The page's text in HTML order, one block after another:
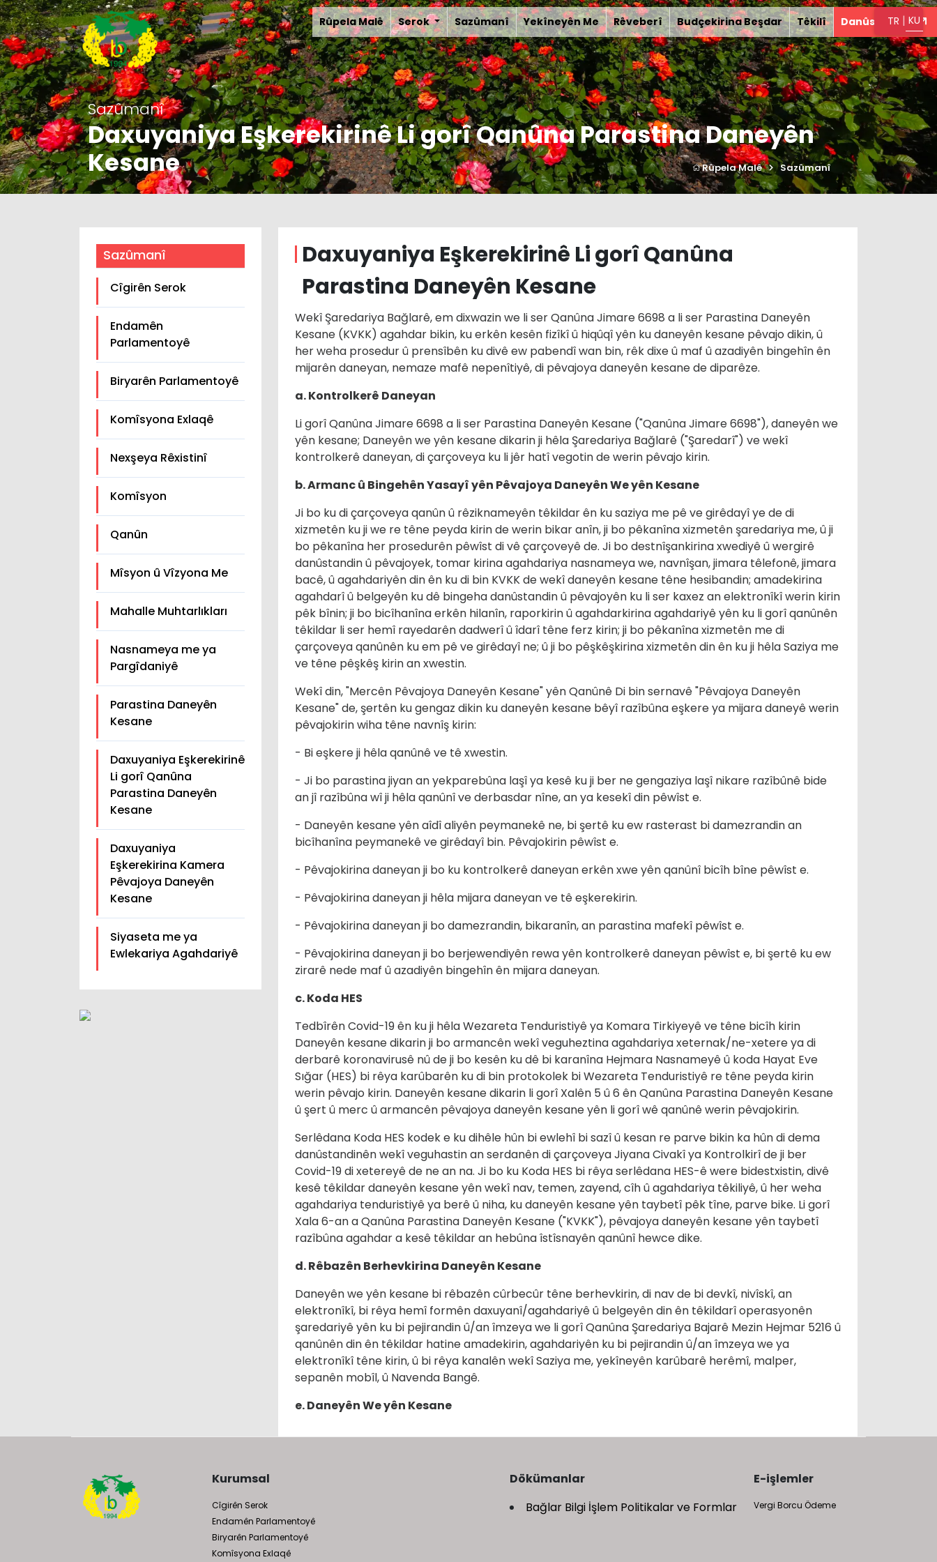
TR | KU
Rûpela Malê Serok Sazûmanî Yekîneyên Me Rêveberî Budçekirina Beşdar Têkilî Danûstandin
Sazûmanî
Daxuyaniya Eşkerekirinê Li gorî Qanûna Parastina Daneyên
Kesane
Rûpela Malê Sazûmanî
Sazûmanî
Cîgirên Serok
Endamên
Parlamentoyê
Biryarên Parlamentoyê
Komîsyona Exlaqê
Nexşeya Rêxistinî
Komîsyon
Qanûn
Mîsyon û Vîzyona Me
Mahalle Muhtarlıkları
Nasnameya me ya
Pargîdaniyê
Parastina Daneyên
Kesane
Daxuyaniya Eşkerekirinê
Li gorî Qanûna
Parastina Daneyên
Kesane
Daxuyaniya
Eşkerekirina Kamera
Pêvajoya Daneyên
Kesane
Siyaseta me ya
Ewlekariya Agahdariyê
Daxuyaniya Eşkerekirinê Li gorî Qanûna
Parastina Daneyên Kesane
Wekî Şaredariya Bağlarê, em dixwazin we li ser Qanûna Jimare 6698 a li ser Parastina Daneyên
Kesane (KVKK) agahdar bikin, ku erkên kesên fizîkî û hiqûqî yên ku daneyên kesane pêvajo dikin, û
her weha prosedur û prensîbên ku divê ew pabendî wan bin, rêk dixe û maf û azadiyên bingehîn ên
mijarên daneyan, nemaze mafê nepenîtiyê, di pêvajoya daneyên kesane de diparêze.
a. Kontrolkerê Daneyan
Li gorî Qanûna Jimare 6698 a li ser Parastina Daneyên Kesane ("Qanûna Jimare 6698"), daneyên we
yên kesane; Daneyên we yên kesane dikarin ji hêla Şaredariya Bağlarê ("Şaredarî") ve wekî
kontrolkerê daneyan, di çarçoveya ku li jêr hatî vegotin de werin pêvajo kirin.
b. Armanc û Bingehên Yasayî yên Pêvajoya Daneyên We yên Kesane
Ji bo ku di çarçoveya qanûn û rêziknameyên têkildar ên ku saziya me pê ve girêdayî ye de di
xizmetên ku ji we re têne peyda kirin de werin bikar anîn, ji bo pêkanîna xizmetên şaredariya me, û ji
bo pêkanîna her prosedurên pêwîst di vê çarçoveyê de. Ji bo destnîşankirina xwediyê û wergirê
danûstandin û pêvajoyek, tomar kirina agahdariya nasnameya we, navnîşan, jimara têlefonê, jimara
bacê, û agahdariyên din ên ku di bin KVKK de wekî daneyên kesane têne hesibandin; amadekirina
agahdarî û belgeyên ku dê bingeha danûstandin û pêvajoyên ku li ser kaxez an elektronîkî werin kirin
pêk bînin; ji bo bicîhanîna erkên hilanîn, raporkirin û agahdarkirina agahdariyê yên ku li gorî qanûnên
têkildar li ser hemî rayedarên dadwerî û îdarî têne ferz kirin; ji bo pêkanîna xizmetên me di
çarçoveya qanûnên ku em pê ve girêdayî ne; û ji bo pêşkêşkirina xizmetên din ên ku ji hêla Saziya me
ve têne pêşkêş kirin an xwestin.
Wekî din, "Mercên Pêvajoya Daneyên Kesane" yên Qanûnê Di bin sernavê "Pêvajoya Daneyên
Kesane" de, şertên ku gengaz dikin ku daneyên kesane bêyî razîbûna eşkere ya mijara daneyê werin
pêvajokirin wiha têne navnîş kirin:
- Bi eşkere ji hêla qanûnê ve tê xwestin.
- Ji bo parastina jiyan an yekparebûna laşî ya kesê ku ji ber ne gengaziya laşî nikare razîbûnê bide
an jî razîbûna wî ji hêla qanûnî ve derbasdar nîne, an ya kesekî din pêwîst e.
- Daneyên kesane yên aîdî aliyên peymanekê ne, bi şertê ku ew rasterast bi damezrandin an
bicîhanîna peymanekê ve girêdayî bin. Pêvajokirin pêwîst e.
- Pêvajokirina daneyan ji bo ku kontrolkerê daneyan erkên xwe yên qanûnî bicîh bîne pêwîst e.
- Pêvajokirina daneyan ji hêla mijara daneyan ve tê eşkerekirin.
- Pêvajokirina daneyan ji bo damezrandin, bikaranîn, an parastina mafekî pêwîst e.
- Pêvajokirina daneyan ji bo berjewendiyên rewa yên kontrolkerê daneyan pêwîst e, bi şertê ku ew
zirarê nede maf û azadiyên bingehîn ên mijara daneyan.
c. Koda HES
Tedbîrên Covid-19 ên ku ji hêla Wezareta Tenduristiyê ya Komara Tirkiyeyê ve têne bicîh kirin
Daneyên kesane dikarin ji bo armancên wekî veguheztina agahdariya xeternak/ne-xetere ya di
derbarê koronavirusê nû de ji bo kesên ku dê bi karanîna Hejmara Nasnameyê û koda Hayat Eve
Sığar (HES) bi rêya karûbarên ku di bin protokolek bi Wezareta Tenduristiyê re têne peyda kirin
werin pêvajo kirin. Daneyên kesane dikarin li gorî Xalên 5 û 6 ên Qanûna Parastina Daneyên Kesane
û şert û merc û armancên pêvajoya daneyên kesane yên li gorî wê qanûnê werin pêvajokirin.
Serlêdana Koda HES kodek e ku dihêle hûn bi ewlehî bi sazî û kesan re parve bikin ka hûn di dema
danûstandinên wekî veguhastin an serdanên di çarçoveya Jiyana Civakî ya Kontrolkirî de ji ber
Covid-19 di xetereyê de ne an na. Ji bo ku Koda HES bi rêya serlêdana HES-ê were bidestxistin, divê
kesê têkildar daneyên kesane yên wekî nav, temen, zayend, cîh û agahdariya têkiliyê, û her weha
agahdariya tenduristiyê ya berê û niha, ku daneyên kesane yên taybetî pêk tîne, parve bike. Li gorî
Xala 6-an a Qanûna Parastina Daneyên Kesane ("KVKK"), pêvajoya daneyên kesane yên taybetî
razîbûna agahdar a kesê têkildar an hebûna îstîsnayên qanûnî hewce dike.
d. Rêbazên Berhevkirina Daneyên Kesane
Daneyên we yên kesane bi rêbazên cûrbecûr têne berhevkirin, di nav de bi devkî, nivîskî, an
elektronîkî, bi rêya hemî formên daxuyanî/agahdariyê û belgeyên din ên têkildarî operasyonên
şaredariyê yên ku bi pejirandin û/an îmzeya we li gorî Qanûna Şaredariya Bajarê Mezin Hejmar 5216 û
qanûnên din ên têkildar hatine amadekirin, agahdariyên ku bi pejirandin û/an îmzeya we ya
elektronîkî têne kirin, û bi rêya kanalên wekî Saziya me, yekîneyên karûbarê herêmî, malper,
sepanên mobîl, û Navenda Bangê.
e. Daneyên We yên Kesane
Kurumsal
Cîgirên Serok
Endamên Parlamentoyê
Biryarên Parlamentoyê
Komîsyona Exlaqê
Dökümanlar
Bağlar Bilgi İşlem Politikalar ve Formlar
E-işlemler
Vergi Borcu Ödeme